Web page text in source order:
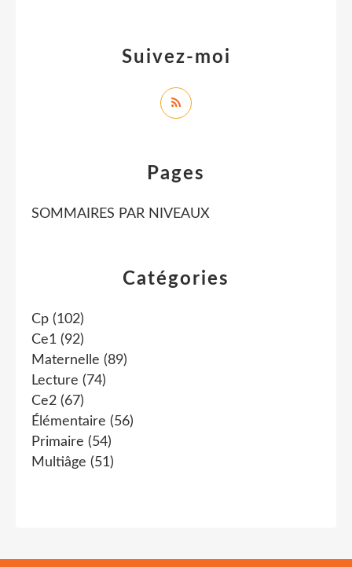
Catégories
Cp (102)
Ce1 (92)
Maternelle (89)
Lecture (74)
Ce2 (67)
Élémentaire (56)
Primaire (54)
Multiâge (51)
Pages
SOMMAIRES PAR NIVEAUX
Suivez-moi